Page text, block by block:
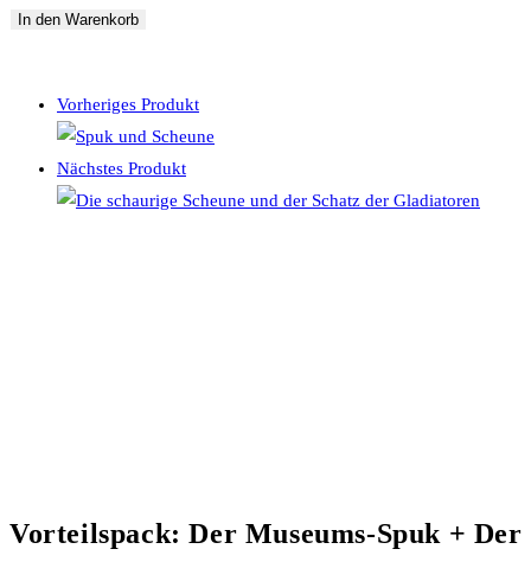
In den Warenkorb
Vorheriges Produkt
Nächstes Produkt
Vorteilspack: Der Museums-Spuk +